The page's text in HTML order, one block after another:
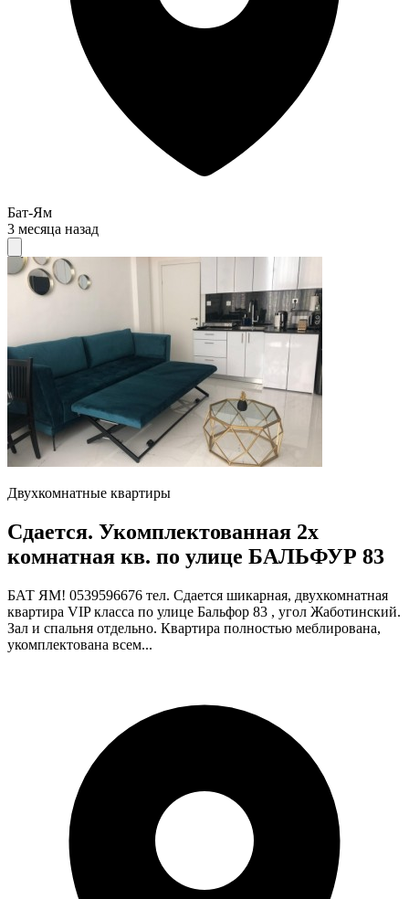
Бат-Ям
3 месяца назад
Двухкомнатные квартиры
Сдается. Укомплектованная 2х
комнатная кв. по улице БАЛЬФУР 83
БАТ ЯМ! 0539596676 тел. Сдается шикарная, двухкомнатная
квартира VIP класса по улице Бальфор 83 , угол Жаботинский.
Зал и спальня отдельно. Квартира полностью меблирована,
укомплектована всем...